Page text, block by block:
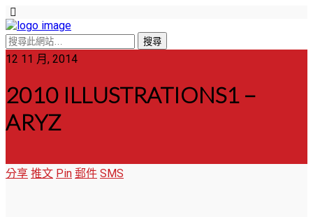
12 11 月, 2014
2010 ILLUSTRATIONS1 –
ARYZ
分享 推文 Pin 郵件 SMS